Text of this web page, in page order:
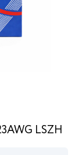
LSZH